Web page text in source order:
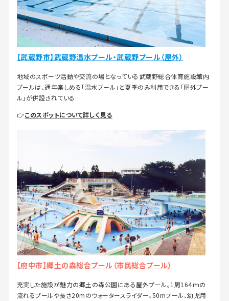
【武蔵野市】武蔵野温水プール・武蔵野プール（屋外）
地域のスポーツ活動や交流の場となっている武蔵野総合体育施設館内
プールは、通年楽しめる「温水プール」と夏季のみ利用できる「屋外プー
ル」が併設されている…
👉このスポットについて詳しく見る
【府中市】郷土の森総合プール（市民総合プール）
充実した施設が魅力の郷土の森公園にある屋外プール。1周164ｍの
流れるプールや長さ20mのウォータースライダー、50mプール、幼児用